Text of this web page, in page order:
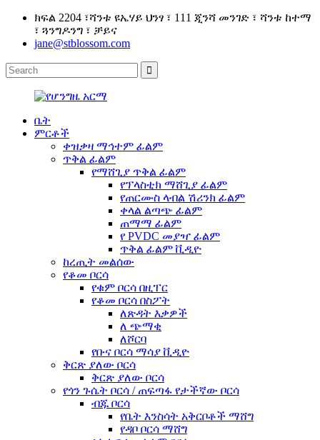
ክፍል 2204 ፣ሻንቱ ዩኤሃይ ህንፃ ፣ 111 ጂንሻ መንገድ ፣ ሻንቱ ከተማ
፣ ጓንግዶንግ ፣ ቻይና
jane@stblossom.com
ቤት
ምርቶች
ቀዝቃዛ ማኅተም ፊልም
ጥቅል ፊልም
የማሸጊያ ጥቅል ፊልም
የፕላስቲክ ማሸጊያ ፊልም
የጠርሙስ ላብል ሽሪንክ ፊልም
ቀላል ልጣጭ ፊልም
ጠማማ ፊልም
የ PVDC መያዣ ፊልም
ጥቅል ፊልም ቪዲዮ
ከረጢት መልሰው
የቆመ ቦርሳ
የቁም ቦርሳ በዚፐር
የቆመ ቦርሳ በስፖት
ለጽዳት እቃዎች
ለ ጭማቂ
ለሾርባ
የቡና ቦርሳ ማሳያ ቪዲዮ
ቅርጽ ያለው ቦርሳ
ቅርጽ ያለው ቦርሳ
የጎን ጉሴት ቦርሳ / ጠፍጣፋ የታችኛው ቦርሳ
ብጁ ቦርሳ
የቤት እንስሳት አቅርቦቶች ማሸግ
የዳቦ ቦርሳ ማሸግ